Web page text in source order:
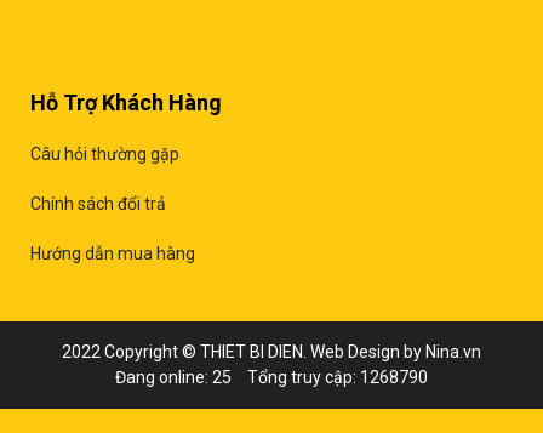
Hỗ Trợ Khách Hàng
Câu hỏi thường gặp
Chính sách đổi trả
Hướng dẫn mua hàng
2022 Copyright © THIET BI DIEN. Web Design by Nina.vn
Đang online: 25
Tổng truy cập: 1268790